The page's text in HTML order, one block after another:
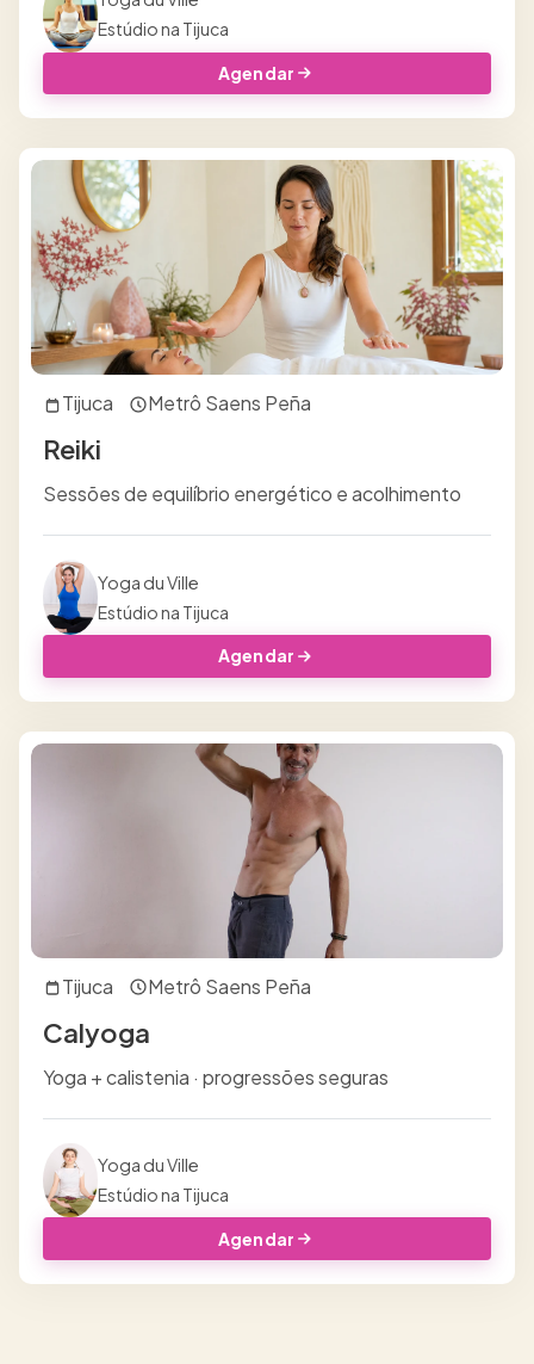
Estúdio na Tijuca
Agendar
Tijuca Metrô Saens Peña
Reiki
Sessões de equilíbrio energético e acolhimento
Yoga du Ville
Estúdio na Tijuca
Agendar
Tijuca Metrô Saens Peña
Calyoga
Yoga + calistenia · progressões seguras
Yoga du Ville
Estúdio na Tijuca
Agendar